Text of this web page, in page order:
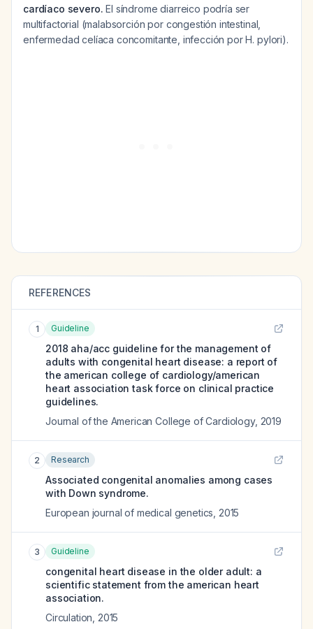
cardíaco severo. El síndrome diarreico podría ser
multifactorial (malabsorción por congestión intestinal,
enfermedad celíaca concomitante, infección por H. pylori).
REFERENCES
1 Guideline
2018 aha/acc guideline for the management of
adults with congenital heart disease: a report of
the american college of cardiology/american
heart association task force on clinical practice
guidelines.
Journal of the American College of Cardiology, 2019
2 Research
Associated congenital anomalies among cases
with Down syndrome.
European journal of medical genetics 2015
3 Guideline
congenital heart disease in the older adult: a
scientific statement from the american heart
association.
Circulation 2015